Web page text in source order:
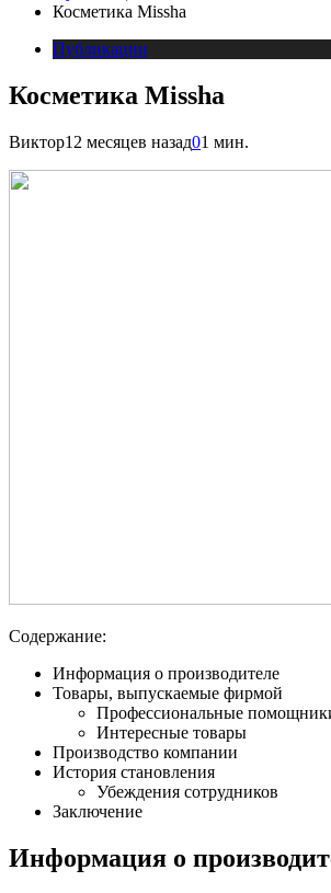
Косметика Missha
Публикации
Косметика Missha
Виктор12 месяцев назад01 мин.
Содержание:
Информация о производителе
Товары, выпускаемые фирмой
Профессиональные
Интересные товары
Производство компании
История становления
Убеждения сотрудников
Заключение
Информация о